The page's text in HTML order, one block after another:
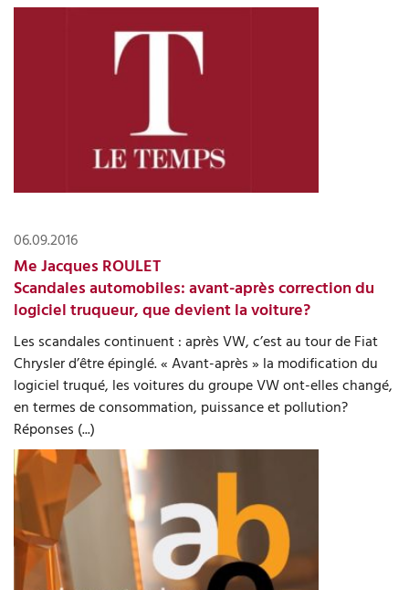
06.09.2016
Me Jacques ROULET
Scandales automobiles: avant-après correction du
logiciel truqueur, que devient la voiture?
Les scandales continuent : après VW, c’est au tour de Fiat
Chrysler d’être épinglé. « Avant-après » la modification du
logiciel truqué, les voitures du groupe VW ont-elles changé,
en termes de consommation, puissance et pollution?
Réponses (...)